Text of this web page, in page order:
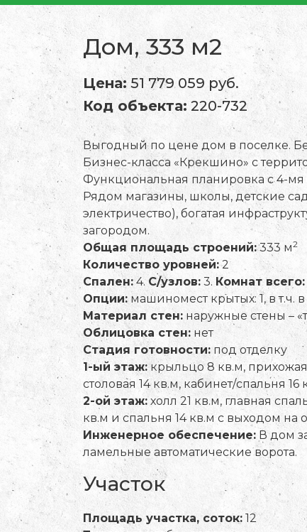
Дом, 333 м2
Цена:51 779 059 руб.
Код объекта: 220-732
Выгодный по цене дом в поселке.
Бизнес-класса «Крекшино» с
Функциональная планировка с 4-мя
Рядом магазины, школы, детские
электричество), богатая
загородом.
Общая площадь строений:333 м2
Количество уровней:2
Спален:4. С/узлов: 3. Комнат всего:
Опции: машиномест крытых: 1, в т.ч.
Материал стен: наружные стены –
Облицовка стен: нет
Стадия готовности: под отделку
1-ый этаж:крыльцо 8 кв.м, прихожая
столовая 14 кв.м, кабинет/спальня
2-ой этаж:холл 21 кв.м, главная
кв.м и спальня 14 кв.м с выходом на
Инженерное обеспечение: В дом
ламельные автоматические ворота.
Участок
Площадь участка, соток: 12